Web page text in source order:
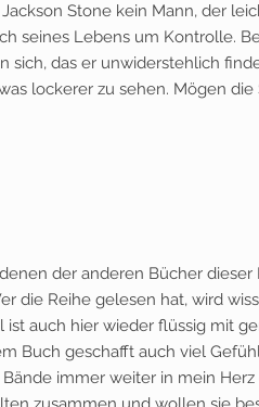
Stone kein Mann, der
seines Lebens um Kontrolle.
sich, das er unwiderstehlich
lockerer zu sehen. Mögen
der anderen Bücher
die Reihe gelesen hat, wird
auch hier wieder flüssig mit
Buch geschafft auch viel
immer weiter in mein